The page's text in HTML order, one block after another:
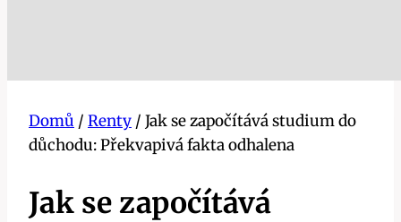
Domů / Renty / Jak se započítává studium do
důchodu: Překvapivá fakta odhalena
Jak se započítává